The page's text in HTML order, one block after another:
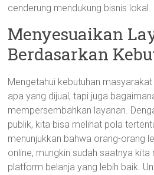
cenderung mendukung bisnis lokal.
Menyesuaikan
Berdasarkan
Mengetahui kebutuhan
apa yang dijual, tapi juga
mempersembahkan layanan.
publik, kita bisa melihat pola
menunjukkan bahwa orang-orang
online, mungkin sudah saatnya
platform belanja yang lebih baik.